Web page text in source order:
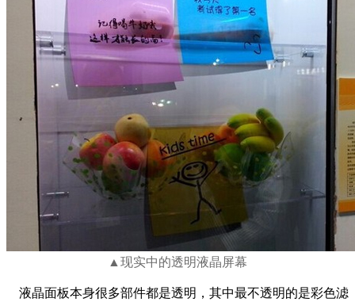
▲现实中的透明液晶屏幕
液晶面板本身很多部件都是透明，其中最不透明的是彩色滤